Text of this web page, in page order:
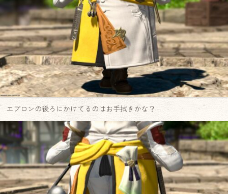
エプロンの後ろにかけてるのはお手拭きかな？